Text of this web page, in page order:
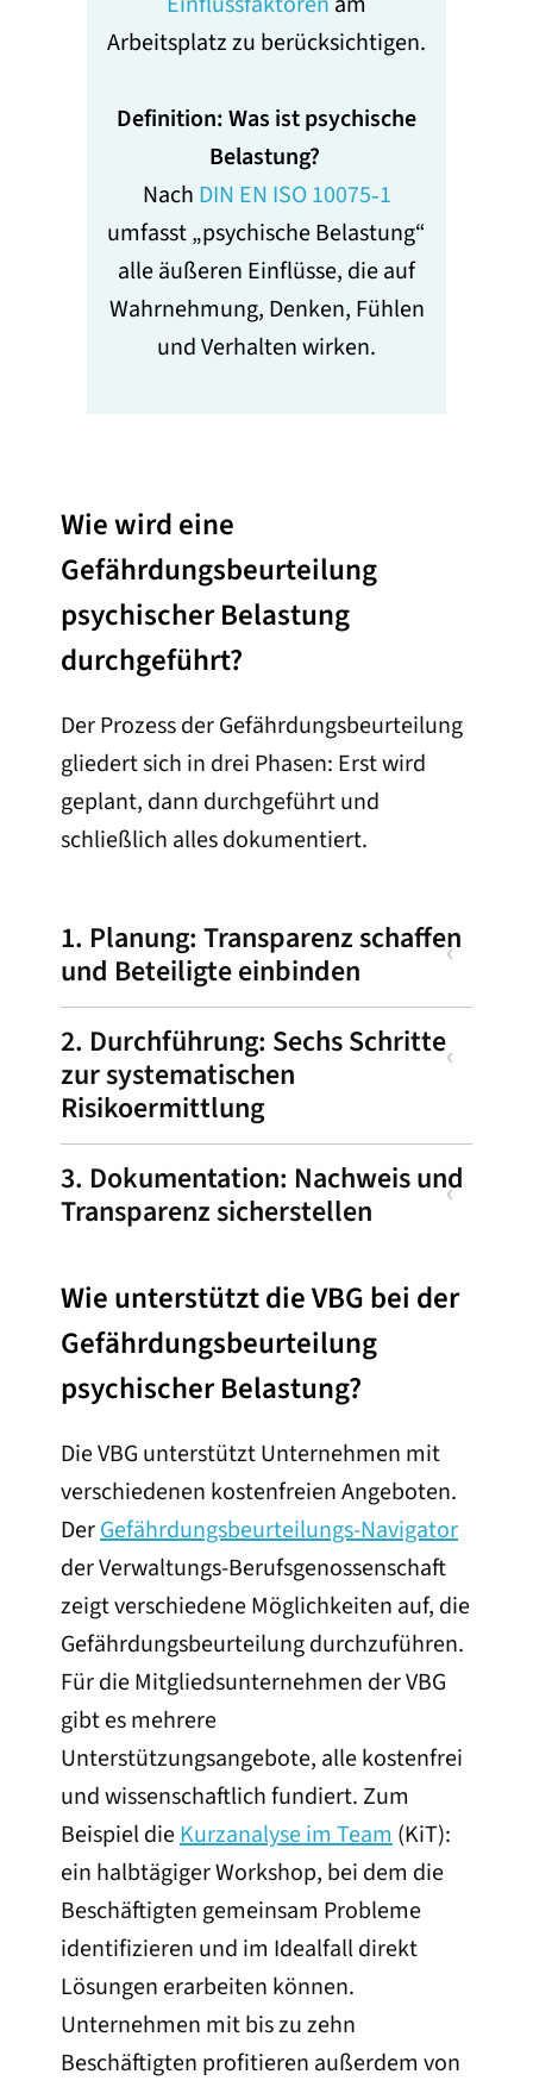
Arbeitsplatz zu berücksichtigen.
Definition: Was ist psychische
Belastung?
Nach DIN EN ISO 10075‑1
umfasst „psychische Belastung“
alle äußeren Einflüsse, die auf
Wahrnehmung, Denken, Fühlen
und Verhalten wirken.
Wie wird eine
Gefährdungsbeurteilung
psychischer Belastung
durchgeführt?
Der Prozess der Gefährdungsbeurteilung
gliedert sich in drei Phasen: Erst wird
geplant, dann durchgeführt und
schließlich alles dokumentiert.
1. Planung: Transparenz schaffen
und Beteiligte einbinden
2. Durchführung: Sechs Schritte
zur systematischen
Risikoermittlung
3. Dokumentation: Nachweis und
Transparenz sicherstellen
Wie unterstützt die VBG bei der
Gefährdungsbeurteilung
psychischer Belastung?
Die VBG unterstützt Unternehmen mit
verschiedenen kostenfreien Angeboten.
DerGefährdungsbeurteilungs-Navigator
der Verwaltungs-Berufsgenossenschaft
zeigt verschiedene Möglichkeiten auf, die
Gefährdungsbeurteilung durchzuführen.
Für die Mitgliedsunternehmen der VBG
gibt es mehrere
Unterstützungsangebote, alle kostenfrei
und wissenschaftlich fundiert. Zum
Beispiel dieKurzanalyse im Team(KiT):
ein halbtägiger Workshop, bei dem die
Beschäftigten gemeinsam Probleme
identifizieren und im Idealfall direkt
Lösungen erarbeiten können.
Unternehmen mit bis zu zehn
Beschäftigten profitieren außerdem von